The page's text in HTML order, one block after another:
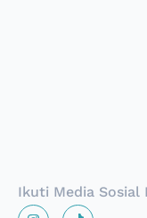
Ikuti Media Sosial